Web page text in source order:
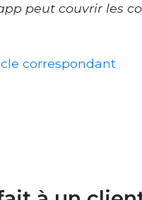
peut couvrir les
correspondant